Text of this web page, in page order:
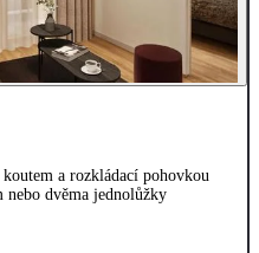
a rozkládací pohovkou
nebo dvěma jednolůžky